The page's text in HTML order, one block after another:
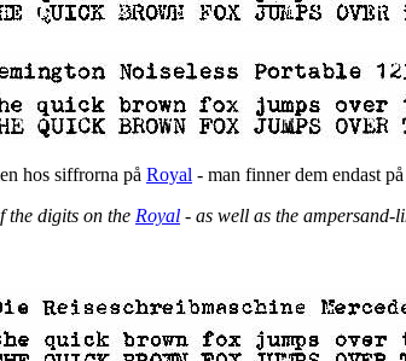
hos siffrorna på Royal - man finner dem endast
the digits on the Royal - as well as the